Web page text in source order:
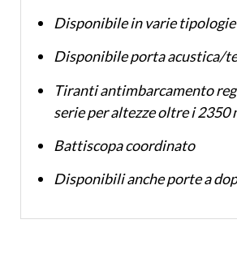
Disponibile in varie
Disponibile porta acustica/
Tiranti antimbarcamento
serie per altezze oltre i 2350
Battiscopa coordinato
Disponibili anche porte a